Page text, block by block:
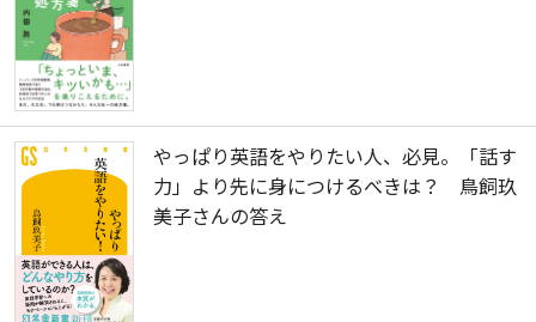
やっぱり英語をやりたい人、必見。「話す
力」より先に身につけるべきは？ 鳥飼玖
美子さんの答え